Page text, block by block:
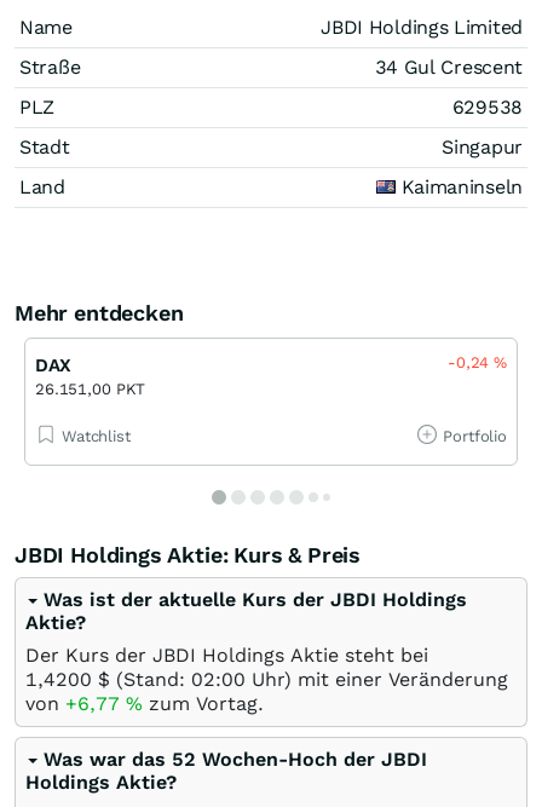
Name
JBDI Holdings Limited
Straße
34 Gul Crescent
PLZ
629538
Stadt
Singapur
Land
Kaimaninseln
Mehr entdecken
DAX
26.151,00 PKT
-0,24%
Watchlist Portfolio
JBDI Holdings Aktie: Kurs & Preis
Was ist der aktuelle Kurs der JBDI Holdings
Aktie?
Der Kurs der JBDI Holdings Aktie steht bei
1,4200 $ (Stand: 02:00 Uhr) mit einer Veränderung
von +6,77 % zum Vortag.
Was war das 52 Wochen-Hoch der JBDI
Holdings Aktie?